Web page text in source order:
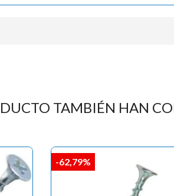
TAMBIÉN HAN
-62,79%